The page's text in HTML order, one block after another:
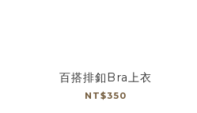
百搭排釦Bra上衣
NT$350